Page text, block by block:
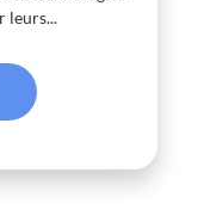
leurs...